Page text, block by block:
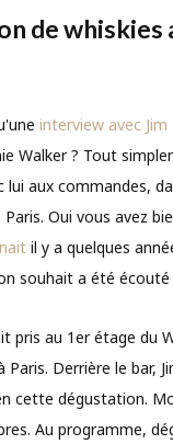
de whiskies
interview avec Jim
Walker ? Tout
lui aux commandes,
Oui vous avez
il y a quelques
souhait a été écouté
pris au 1er étage du
Paris. Derrière le bar,
cette dégustation.
Au programme,